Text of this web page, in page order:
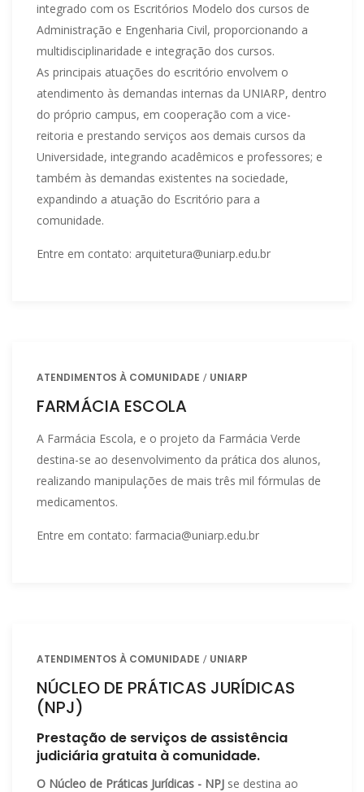
integrado com os Escritórios Modelo dos cursos de
Administração e Engenharia Civil, proporcionando a
multidisciplinaridade e integração dos cursos.
As principais atuações do escritório envolvem o
atendimento às demandas internas da UNIARP, dentro
do próprio campus, em cooperação com a vice-
reitoria e prestando serviços aos demais cursos da
Universidade, integrando acadêmicos e professores; e
também às demandas existentes na sociedade,
expandindo a atuação do Escritório para a
comunidade.
Entre em contato: arquitetura@uniarp.edu.br
ATENDIMENTOS À COMUNIDADE UNIARP
FARMÁCIA ESCOLA
A Farmácia Escola, e o projeto da Farmácia Verde
destina-se ao desenvolvimento da prática dos alunos,
realizando manipulações de mais três mil fórmulas de
medicamentos.
Entre em contato: farmacia@uniarp.edu.br
ATENDIMENTOS À COMUNIDADE UNIARP
NÚCLEO DE PRÁTICAS JURÍDICAS
(NPJ)
Prestação de serviços de assistência
judiciária gratuita à comunidade.
O Núcleo de Práticas Jurídicas - NPJ se destina ao